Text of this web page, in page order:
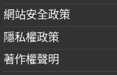
網站安全政策
隱私權政策
著作權聲明